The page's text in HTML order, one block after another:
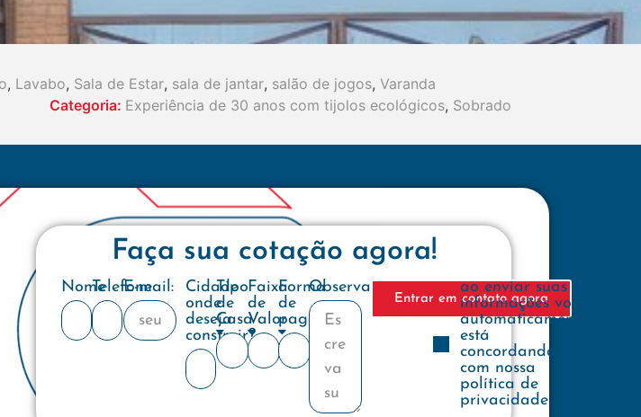
, Lavabo, Sala de Estar, sala de jantar, salão de jogos, Varanda
Categoria: Experiência de 30 anos com tijolos ecológicos, Sobrado
Faça sua cotação agora!
NomeTelefone
E-mail:
Cidade
onde
deseja
construir?
Tipo
de
Casa
Faixa
de
Valor
Forma
de
pagamento
Observações
Entrar em contato agora
ao enviar suas
informações você
automaticamente
está
concordando
com nossa
política de
privacidade